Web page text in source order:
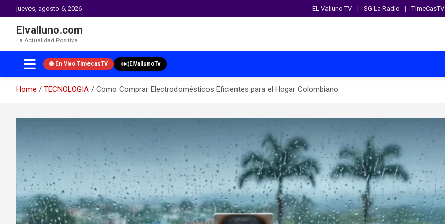
jueves, agosto 6, 2026 EL Valluno TV SG La Radio TimeCasTV
Elvalluno.com
La Actualidad Positiva.
En Vivo TimecasTV ElVallunoTv
Home TECNOLOGIA
Como Comprar Electrodomésticos Eficientes para el Hogar Colombiano.